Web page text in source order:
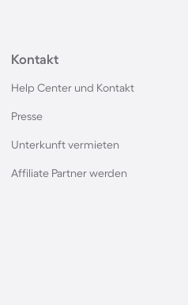
Kontakt
Help Center und Kontakt
Presse
Unterkunft vermieten
Affiliate Partner werden